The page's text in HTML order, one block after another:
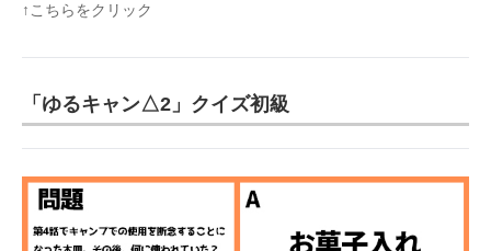
↑こちらをクリック
「ゆるキャン△2」クイズ初級